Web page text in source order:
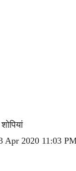
Apr 2020 11:03